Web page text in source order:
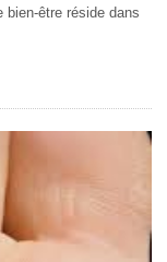
être réside dans